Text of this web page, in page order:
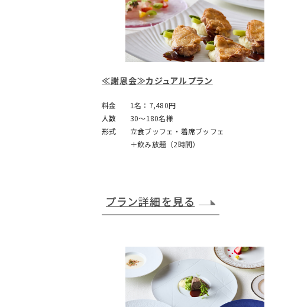
≪謝恩会≫カジュアルプラン
料金
1名：7,480円
人数
30～180名様
形式
立食ブッフェ・着席ブッフェ
＋飲み放題（2時間）
プラン詳細を見る